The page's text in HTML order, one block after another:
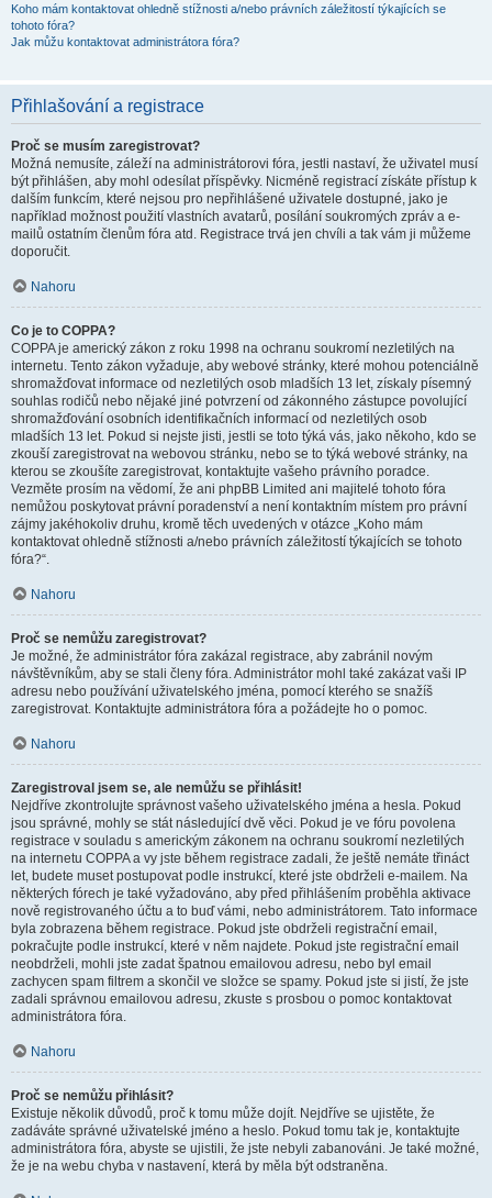
Koho mám kontaktovat ohledně stížnosti a/nebo právních záležitostí týkajících se
tohoto fóra?
Jak můžu kontaktovat administrátora fóra?
Přihlašování a registrace
Proč se musím zaregistrovat?
Možná nemusíte, záleží na administrátorovi fóra, jestli nastaví, že uživatel musí
být přihlášen, aby mohl odesílat příspěvky. Nicméně registrací získáte přístup k
dalším funkcím, které nejsou pro nepřihlášené uživatele dostupné, jako je
například možnost použití vlastních avatarů, posílání soukromých zpráv a e-
mailů ostatním členům fóra atd. Registrace trvá jen chvíli a tak vám ji můžeme
doporučit.
Nahoru
Co je to COPPA?
COPPA je americký zákon z roku 1998 na ochranu soukromí nezletilých na
internetu. Tento zákon vyžaduje, aby webové stránky, které mohou potenciálně
shromažďovat informace od nezletilých osob mladších 13 let, získaly písemný
souhlas rodičů nebo nějaké jiné potvrzení od zákonného zástupce povolující
shromažďování osobních identifikačních informací od nezletilých osob
mladších 13 let. Pokud si nejste jisti, jestli se toto týká vás, jako někoho, kdo se
zkouší zaregistrovat na webovou stránku, nebo se to týká webové stránky, na
kterou se zkoušíte zaregistrovat, kontaktujte vašeho právního poradce.
Vezměte prosím na vědomí, že ani phpBB Limited ani majitelé tohoto fóra
nemůžou poskytovat právní poradenství a není kontaktním místem pro právní
zájmy jakéhokoliv druhu, kromě těch uvedených v otázce „Koho mám
kontaktovat ohledně stížnosti a/nebo právních záležitostí týkajících se tohoto
fóra?“.
Nahoru
Proč se nemůžu zaregistrovat?
Je možné, že administrátor fóra zakázal registrace, aby zabránil novým
návštěvníkům, aby se stali členy fóra. Administrátor mohl také zakázat vaši IP
adresu nebo používání uživatelského jména, pomocí kterého se snažíš
zaregistrovat. Kontaktujte administrátora fóra a požádejte ho o pomoc.
Nahoru
Zaregistroval jsem se, ale nemůžu se přihlásit!
Nejdříve zkontrolujte správnost vašeho uživatelského jména a hesla. Pokud
jsou správné, mohly se stát následující dvě věci. Pokud je ve fóru povolena
registrace v souladu s americkým zákonem na ochranu soukromí nezletilých
na internetu COPPA a vy jste během registrace zadali, že ještě nemáte třináct
let, budete muset postupovat podle instrukcí, které jste obdrželi e-mailem. Na
některých fórech je také vyžadováno, aby před přihlášením proběhla aktivace
nově registrovaného účtu a to buď vámi, nebo administrátorem. Tato informace
byla zobrazena během registrace. Pokud jste obdrželi registrační email,
pokračujte podle instrukcí, které v něm najdete. Pokud jste registrační email
neobdrželi, mohli jste zadat špatnou emailovou adresu, nebo byl email
zachycen spam filtrem a skončil ve složce se spamy. Pokud jste si jistí, že jste
zadali správnou emailovou adresu, zkuste s prosbou o pomoc kontaktovat
administrátora fóra.
Nahoru
Proč se nemůžu přihlásit?
Existuje několik důvodů, proč k tomu může dojít. Nejdříve se ujistěte, že
zadáváte správné uživatelské jméno a heslo. Pokud tomu tak je, kontaktujte
administrátora fóra, abyste se ujistili, že jste nebyli zabanováni. Je také možné,
že je na webu chyba v nastavení, která by měla být odstraněna.